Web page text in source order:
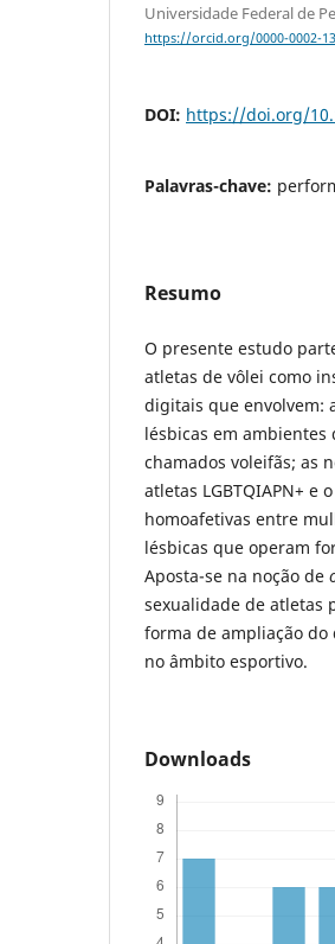
Universidade Federal de
https://orcid.org/0000-0002-
DOI: https://doi.org/
Palavras-chave:
Resumo
O presente estudo
atletas de vôlei como
digitais que envolvem:
lésbicas em
chamados voleifãs; as
atletas LGBTQIAPN+ e
homoafetivas entre
lésbicas que operam
Aposta-se na noção de
sexualidade de atletas
forma de ampliação
no âmbito esportivo.
Downloads